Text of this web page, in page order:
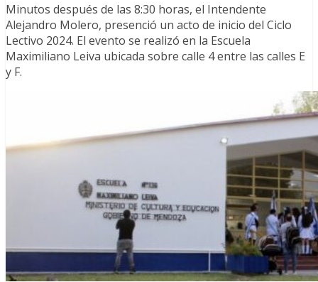
Minutos después de las 8:30 horas, el Intendente
Alejandro Molero, presenció un acto de inicio del Ciclo
Lectivo 2024. El evento se realizó en la Escuela
Maximiliano Leiva ubicada sobre calle 4 entre las calles E
y F.